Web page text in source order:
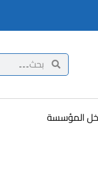
المؤسسة